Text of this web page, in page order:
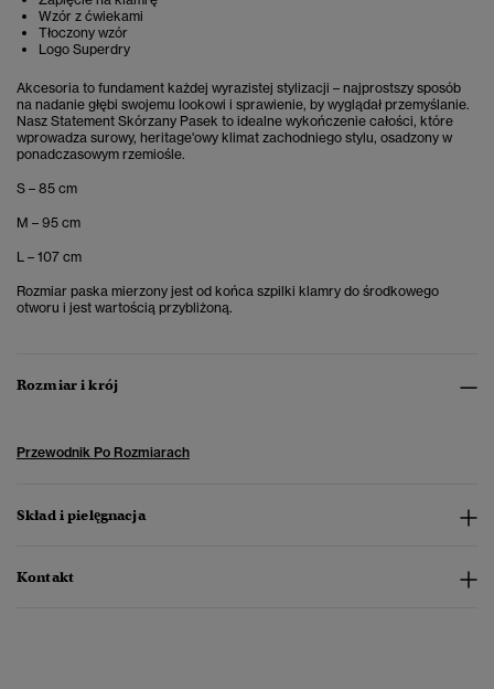
Wzór z ćwiekami
Tłoczony wzór
Logo Superdry
Akcesoria to fundament każdej wyrazistej stylizacji – najprostszy sposób
na nadanie głębi swojemu lookowi i sprawienie, by wyglądał przemyślanie.
Nasz Statement Skórzany Pasek to idealne wykończenie całości, które
wprowadza surowy, heritage'owy klimat zachodniego stylu, osadzony w
ponadczasowym rzemiośle.
S – 85 cm
M – 95 cm
L – 107 cm
Rozmiar paska mierzony jest od końca szpilki klamry do środkowego
otworu i jest wartością przybliżoną.
Rozmiar i krój
Przewodnik Po Rozmiarach
Skład i pielęgnacja
Kontakt